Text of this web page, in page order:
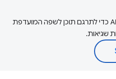
‫Google משתמשת בטכנולוגיית AI כדי לתרגם תוכן לשפה המועדפת
שגיאות.